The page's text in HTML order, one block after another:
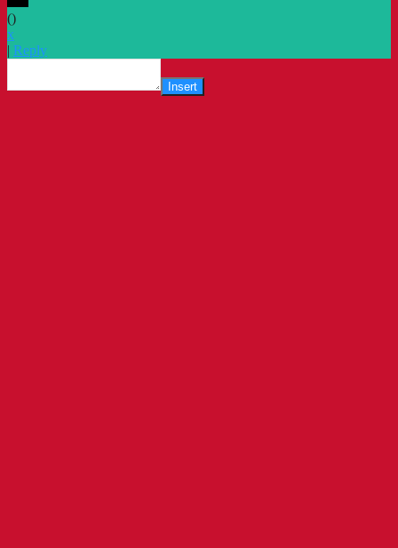
()
x
| Reply
Insert